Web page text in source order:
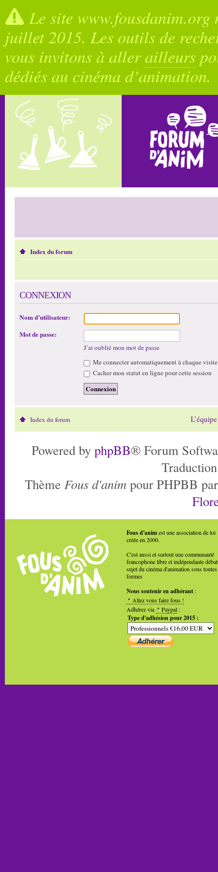
Le site
juillet 2015. Les outils de
vous invitons à allerailleurs
dédiés au cinéma d’animation.
Index du forum
CONNEXION
Nom d’utilisateur:
Mot de passe:
J’ai oublié mon mot de passe
Me connecter automatiquement à chaque visite
Cacher mon statut en ligne pour cette session
Index du forum
Powered by phpBB® Forum
Thème Fous d'anim pour PHPBB
Fous d'animest une association de loi
créée en 2000.
C'est aussi et surtout une communauté
francophone libre et indépendante
sujet du cinéma d'animation sous toutes
formes
Nous soutenir en adhérant :
Allez vous faire fous !
Adhérez via
Paypal :
Type d'adhésion pour 2015 :